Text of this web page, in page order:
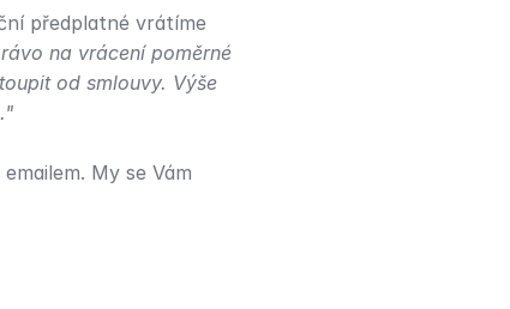
předplatné vrátíme
na vrácení poměrné
od smlouvy. Výše
My se Vám